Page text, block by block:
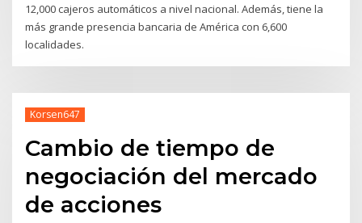
12,000 cajeros automáticos a nivel nacional. Además, tiene la
más grande presencia bancaria de América con 6,600
localidades.
Korsen647
Cambio de tiempo de
negociación del mercado
de acciones